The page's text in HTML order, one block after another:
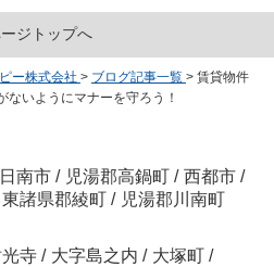
ジトップへ
ー株式会社 > ブログ記事一覧 > 賃貸物件
いようにマナーを守ろう！
日南市 / 児湯郡高鍋町 / 西都市 /
東諸県郡綾町 / 児湯郡川南町
寺 / 大字島之内 / 大塚町 /